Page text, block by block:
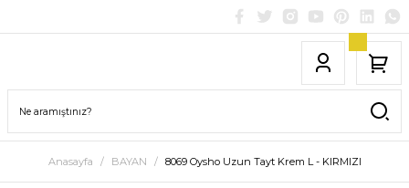
Anasayfa BAYAN 8069 Oysho Uzun Tayt Krem L - KIRMIZI